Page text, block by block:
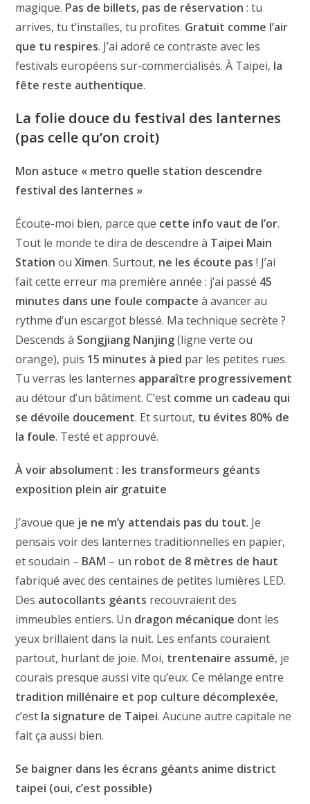
magique. Pas de billets, pas de réservation : tu
arrives, tu t’installes, tu profites. Gratuit comme l’air
que tu respires. J’ai adoré ce contraste avec les
festivals européens sur-commercialisés. À Taipei, la
fête reste authentique.
La folie douce du festival des lanternes
(pas celle qu’on croit)
Mon astuce « metro quelle station descendre
festival des lanternes »
Écoute-moi bien, parce que cette info vaut de l’or.
Tout le monde te dira de descendre à Taipei Main
Station ouXimen. Surtout, ne les écoute pas ! J’ai
fait cette erreur ma première année : j’ai passé 45
minutes dans une foule compacte à avancer au
rythme d’un escargot blessé. Ma technique secrète ?
Descends à Songjiang Nanjing(ligne verte ou
orange), puis 15 minutes à pied par les petites rues.
Tu verras les lanternes apparaître progressivement
au détour d’un bâtiment. C’est comme un cadeau qui
se dévoile doucement. Et surtout, tu évites 80% de
la foule. Testé et approuvé.
À voir absolument : les transformeurs géants
exposition plein air gratuite
J’avoue que je ne m’y attendais pas du tout. Je
pensais voir des lanternes traditionnelles en papier,
et soudain – BAM – un robot de 8 mètres de haut
fabriqué avec des centaines de petites lumières LED.
Des autocollants géants recouvraient des
immeubles entiers. Un dragon mécanique dont les
yeux brillaient dans la nuit. Les enfants couraient
partout, hurlant de joie. Moi, trentenaire assumé, je
courais presque aussi vite qu’eux. Ce mélange entre
tradition millénaire et pop culture décomplexée,
c’est la signature de Taipei. Aucune autre capitale ne
fait ça aussi bien.
Se baigner dans les écrans géants anime district
taipei (oui, c’est possible)